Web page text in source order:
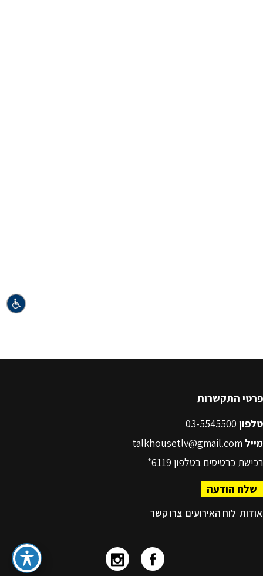
פרטי התקשרות
טלפון
מייל talkhousetlv@gmail.com
רכישת כרטיסים בטלפון 6119*
שלח הודעה
אודות לוח האירועים צרו קשר